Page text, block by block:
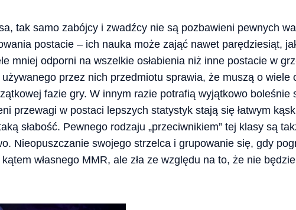
tak samo zabójcy i zwadźcy nie są pozbawieni pewnych
postacie – ich nauka może zająć nawet parędziesiąt,
mniej odporni na wszelkie osłabienia niż inne postacie w
przez nich przedmiotu sprawia, że muszą o wiele
fazie gry. W innym razie potrafią wyjątkowo boleśnie
przewagi w postaci lepszych statystyk stają się łatwym
słabość. Pewnego rodzaju „przeciwnikiem” tej klasy są
Nieopuszczanie swojego strzelca i grupowanie się, gdy
własnego MMR, ale zła ze względu na to, że nie